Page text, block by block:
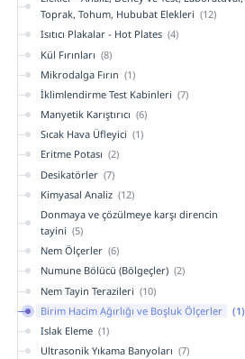
Toprak, Tohum, Hububat Elekleri (12)
Isıtıcı Plakalar - Hot Plates (4)
Kül Fırınları (8)
Mikrodalga Fırın (1)
İklimlendirme Test Kabinleri (7)
Manyetik Karıştırıcı (6)
Sıcak Hava Üfleyici (1)
Eritme Potası (2)
Desikatörler (7)
Kimyasal Analiz (12)
Donmaya ve çözülmeye karşı direncin
tayini (5)
Nem Ölçerler (6)
Numune Bölücü (Bölgeçler) (2)
Nem Tayin Terazileri (10)
Birim Hacim Ağırlığı ve Boşluk Ölçerler
(1)
Islak Eleme (1)
Ultrasonik Yıkama Banyoları (7)